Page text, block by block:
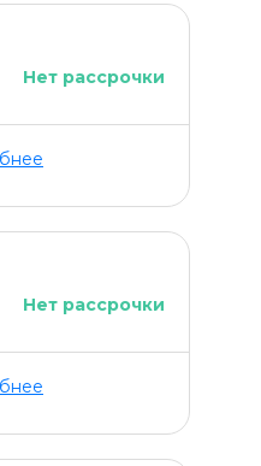
Нет рассрочки
Нет рассрочки